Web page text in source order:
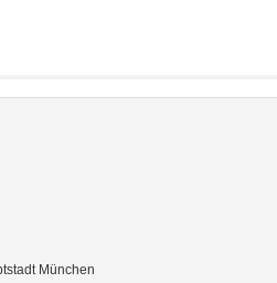
München